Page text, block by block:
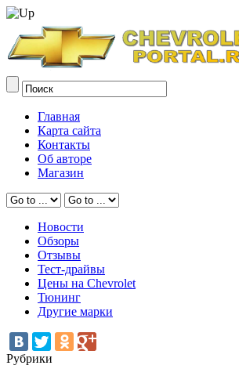
Главная
Карта сайта
Контакты
Об авторе
Магазин
Новости
Обзоры
Отзывы
Тест-драйвы
Цены на Chevrolet
Тюнинг
Другие марки
Рубрики